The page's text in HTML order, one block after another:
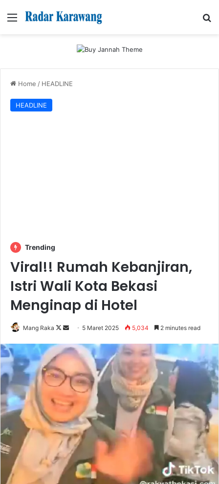
Menu
Home / HEADLINE
HEADLINE
Trending
Viral!! Rumah Kebanjiran,
Istri Wali Kota Bekasi
Menginap di Hotel
Mang Raka
Follow
X
Send
email
5 Maret 2025 5,034 2 minutes read